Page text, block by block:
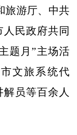
游厅、中共
民政府共同
题月”主场活
文旅系统代
员等百余人